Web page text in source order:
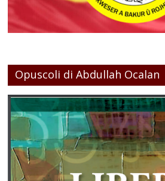
Opuscoli di Abdullah Ocalan